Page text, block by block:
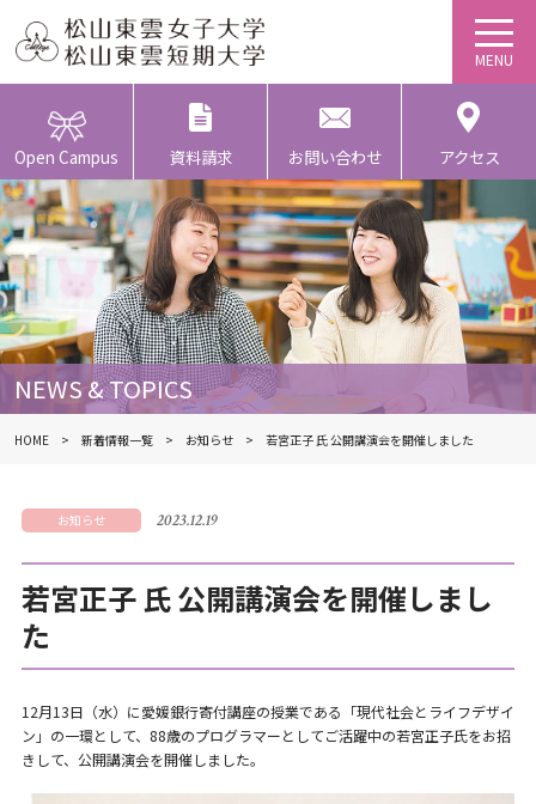
Open Campus 資料請求 お問い合わせ アクセス
NEWS & TOPICS
HOME 新着情報一覧 お知らせ 若宮正子 氏 公開講演会を開催しました
お知らせ 2023.12.19
若宮正子 氏 公開講演会を開催しまし
た
12月13日（水）に愛媛銀行寄付講座の授業である「現代社会とライフデザイ
ン」の一環として、88歳のプログラマーとしてご活躍中の若宮正子氏をお招
きして、公開講演会を開催しました。